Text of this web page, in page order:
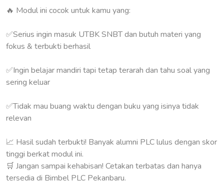
🔥 Modul ini cocok untuk kamu yang:
✅Serius ingin masuk UTBK SNBT dan butuh materi yang
fokus & terbukti berhasil
✅️Ingin belajar mandiri tapi tetap terarah dan tahu soal yang
sering keluar
✅️Tidak mau buang waktu dengan buku yang isinya tidak
relevan
📈 Hasil sudah terbukti! Banyak alumni PLC lulus dengan skor
tinggi berkat modul ini.
🛒 Jangan sampai kehabisan! Cetakan terbatas dan hanya
tersedia di Bimbel PLC Pekanbaru.